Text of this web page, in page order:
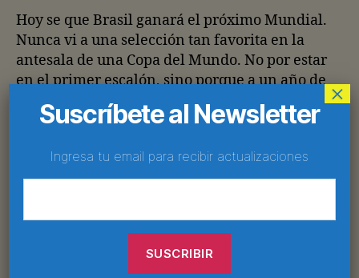
Hoy se que Brasil ganará el próximo Mundial.
Nunca vi a una selección tan favorita en la
antesala de una Copa del Mundo. No por estar
en el primer escalón, sino porque a un año de
Alemania 2006 nadie se trepa al segundo:
Francia es un nostálgico recuerdo de lo que
jugadores de medio pelo; Alemania tiene la
generación más torpe de su historia; España,
ya se le olvidó.
La mitad de las selecciones de la pasada Copa
Suscríbete al Newsletter
Ingresa tu email para recibir actualizaciones
×